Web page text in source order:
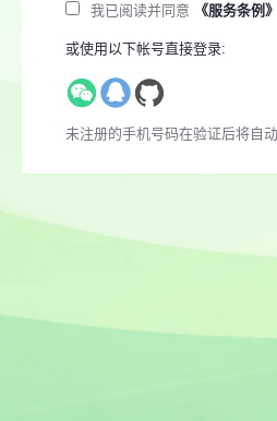
我已阅读并同意 《服务条例》
或使用以下帐号直接登录:
未注册的手机号码在验证后将自动